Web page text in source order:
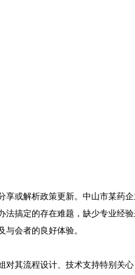
或解析政策更新。中山市某药
搞定的存在难题，缺少专业经
会者的良好体验。
对其流程设计、技术支持特别关